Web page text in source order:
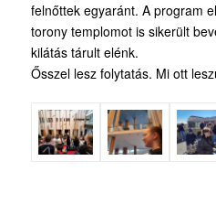
felnőttek egyaránt. A program
torony templomot is sikerült
kilátás tárult elénk.
Ősszel lesz folytatás. Mi ott